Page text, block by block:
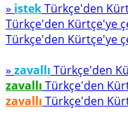
» istekTürkçe'den
Türkçe'den Kürtçe'ye
Türkçe'den Kürtçe'ye
» zavallı Türkçe'den
zavallı Türkçe'den
zavallı Türkçe'den